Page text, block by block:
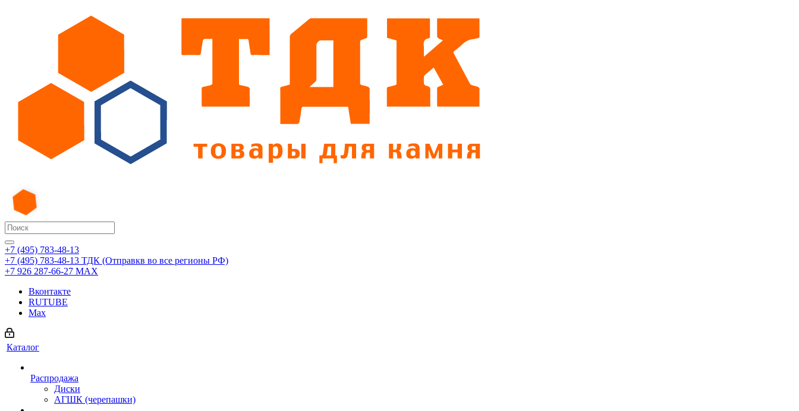
+7 (495) 783-48-13
+7 (495) 783-48-13 ТДК (Отправкв во все регионы РФ)
+7 926 287-66-27 МАХ
Вконтакте
RUTUBE
Max
Каталог
Распродажа
Диски
АГШК (черепашки)